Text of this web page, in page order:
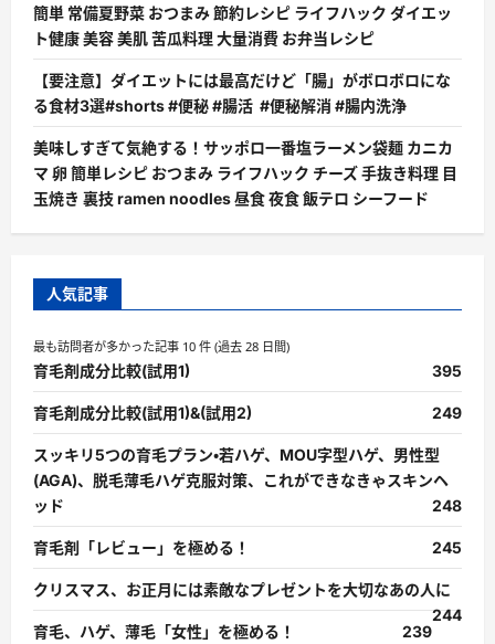
簡単 常備夏野菜 おつまみ 節約レシピ ライフハック ダイエッ
ト健康 美容 美肌 苦瓜料理 大量消費 お弁当レシピ
【要注意】ダイエットには最高だけど「腸」がボロボロにな
る食材3選#shorts #便秘 #腸活 #便秘解消 #腸内洗浄
美味しすぎて気絶する！サッポロ一番塩ラーメン袋麺 カニカ
マ 卵 簡単レシピ おつまみ ライフハック チーズ 手抜き料理 目
玉焼き 裏技 ramen noodles 昼食 夜食 飯テロ シーフード
人気記事
最も訪問者が多かった記事 10 件 (過去 28 日間)
育毛剤成分比較(試用1) 395
育毛剤成分比較(試用1)&(試用2) 249
スッキリ5つの育毛プラン・若ハゲ、MOU字型ハゲ、男性型
(AGA)、脱毛薄毛ハゲ克服対策、これができなきゃスキンヘ
ッド
248
育毛剤「レビュー」を極める！ 245
クリスマス、お正月には素敵なプレゼントを大切なあの人に
244
育毛、ハゲ、薄毛「女性」を極める！
239